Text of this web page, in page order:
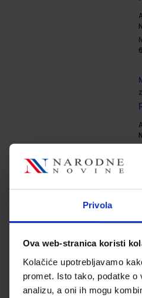
Privola
Ova web-stranica koristi
Kolačiće upotrebljavamo
promet. Isto tako, podatke
analizu, a oni ih mogu